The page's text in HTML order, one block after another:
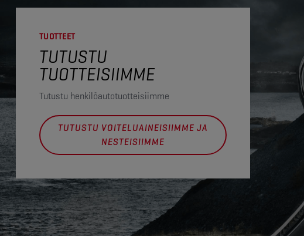
TUOTTEET
TUTUSTU
TUOTTEISIIMME
Tutustu henkilöautotuotteisiimme
TUTUSTU VOITELUAINEISIIMME JA
NESTEISIIMME